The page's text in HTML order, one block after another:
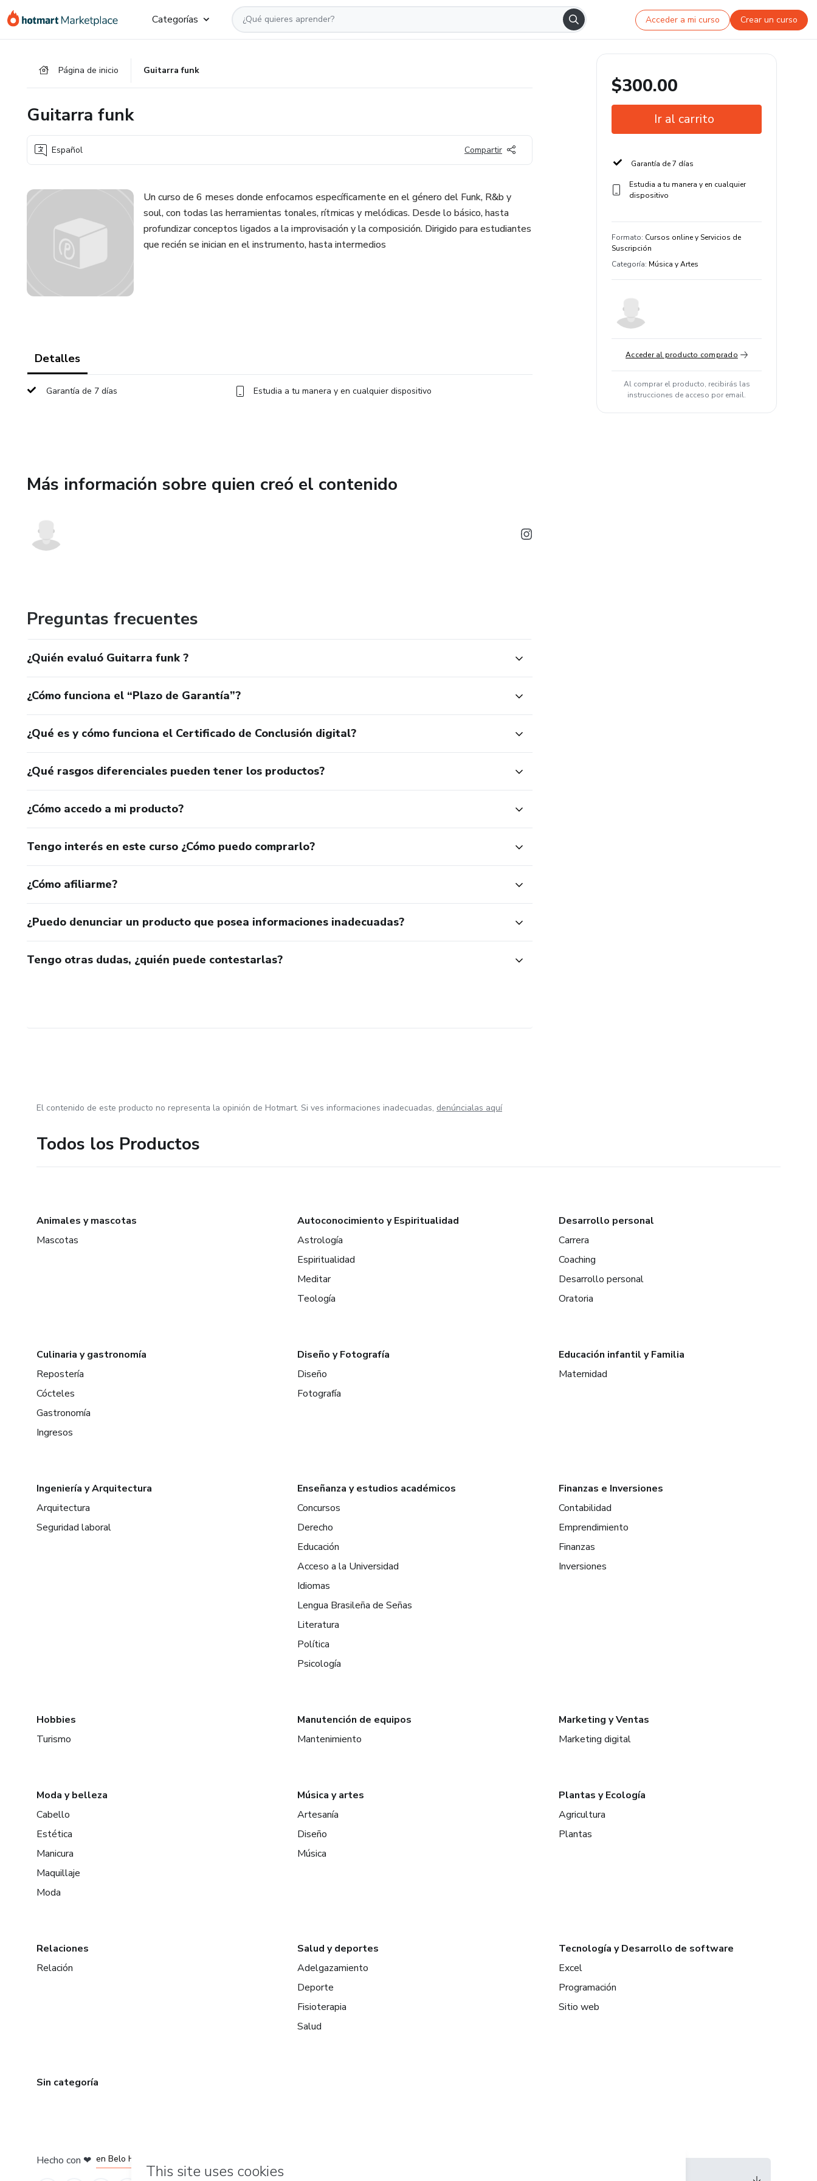
Categorías Acceder a mi curso Crear un curso
Página de inicio Guitarra funk
Guitarra funk
Español Compartir
Un curso de 6 meses donde enfocamos específicamente en el género del Funk, R&b y
soul, con todas las herramientas tonales, rítmicas y melódicas. Desde lo básico, hasta
profundizar conceptos ligados a la improvisación y la composición. Dirigido para estudiantes
que recién se inician en el instrumento, hasta intermedios
Detalles
Garantía de 7 días Estudia a tu manera y en cualquier dispositivo
Más información sobre quien creó el contenido
Preguntas frecuentes
¿Quién evaluó Guitarra funk ?
¿Cómo funciona el “Plazo de Garantía”?
¿Qué es y cómo funciona el Certificado de Conclusión digital?
¿Qué rasgos diferenciales pueden tener los productos?
¿Cómo accedo a mi producto?
Tengo interés en este curso ¿Cómo puedo comprarlo?
¿Cómo afiliarme?
¿Puedo denunciar un producto que posea informaciones inadecuadas?
Tengo otras dudas, ¿quién puede contestarlas?
$300.00
Ir al carrito
Garantía de 7 días
Estudia a tu manera y en cualquier
dispositivo
Formato: Cursos online y Servicios de
Suscripción
Categoría: Música y Artes
Acceder al producto comprado
Al comprar el producto, recibirás las
instrucciones de acceso por email.
El contenido de este producto no representa la opinión de Hotmart. Si ves informaciones inadecuadas, denúncialas aquí
Todos los Productos
Animales y mascotas
Mascotas
Autoconocimiento y Espiritualidad
Astrología
Espiritualidad
Meditar
Teología
Desarrollo personal
Carrera
Coaching
Desarrollo personal
Oratoria
Culinaria y gastronomía
Repostería
Cócteles
Gastronomía
Ingresos
Diseño y Fotografía
Diseño
Fotografía
Educación infantil y Familia
Maternidad
Ingeniería y Arquitectura
Arquitectura
Seguridad laboral
Enseñanza y estudios académicos
Concursos
Derecho
Educación
Acceso a la Universidad
Idiomas
Lengua Brasileña de Señas
Literatura
Política
Psicología
Finanzas e Inversiones
Contabilidad
Emprendimiento
Finanzas
Inversiones
Hobbies
Turismo
Manutención de equipos
Mantenimiento
Marketing y Ventas
Marketing digital
Moda y belleza
Cabello
Estética
Manicura
Maquillaje
Moda
Música y artes
Artesanía
Diseño
Música
Plantas y Ecología
Agricultura
Plantas
Relaciones
Relación
Salud y deportes
Adelgazamiento
Deporte
Fisioterapia
Salud
Tecnología y Desarrollo de software
Excel
Programación
Sitio web
Sin categoría
Hecho con ❤ en Belo Horizonte